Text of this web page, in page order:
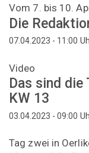
Vom 7. bis 10.
Die
07.04.2023 - 11:00
Video
Das sind die
KW 13
03.04.2023 - 09:00
Tag zwei in